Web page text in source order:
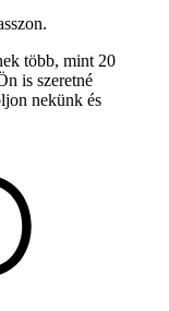
több, mint 20
is szeretné
nekünk és